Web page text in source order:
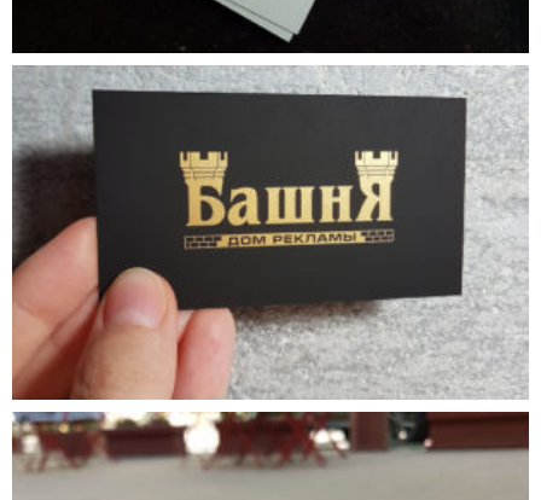
использует RGB-цветовую модель, которая не
всегда точно соответствует цветам, которые будут
напечатаны.
Ограниченный выбор форматов и размеров:
Canva предлагает ограниченный выбор
форматов и размеров страниц, что может быть
недостаточно для некоторых полиграфических
продуктов, таких как буклеты, брошюры и т.д.
Отсутствие возможности создания графических
элементов с высоким разрешением: Canva не
позволяет создавать векторные изображения,
которые являются наилучшим выбором для печати
полиграфической продукции, так как они могут
быть масштабированы без потери качества.
В целом, Canva может быть полезным инструментом для
создания дизайна для онлайн-представления, но для
получения высококачественной печати
полиграфической продукции лучше использовать
печати, что снижает риск ошибок и обеспечивает
успешный результат печати.